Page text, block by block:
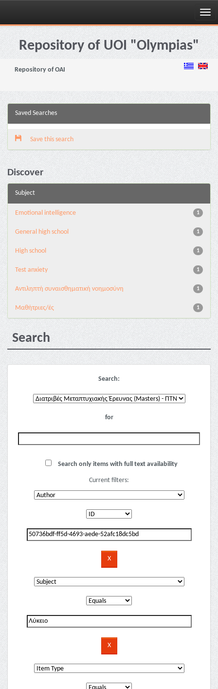
Skip
navigationRepository of UOI "Olympias"
Repository of OAI
Saved Searches
Save this search
Discover
Subject
1
Emotional intelligence
1
General high school
1
High school
1
Test anxiety
1
Αντιληπτή συναισθηματική νοημοσύνη
1
Μαθήτριες/ές
Search
Search:
for
Search only items with full text availability
Current filters: